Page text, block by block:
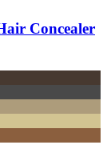
Concealer